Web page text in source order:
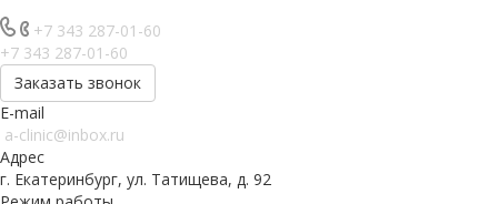
+7 343 287-01-60
+7 343 287-01-60
Заказать звонок
E-mail
a-clinic@inbox.ru
Адрес
г. Екатеринбург, ул. Татищева, д. 92